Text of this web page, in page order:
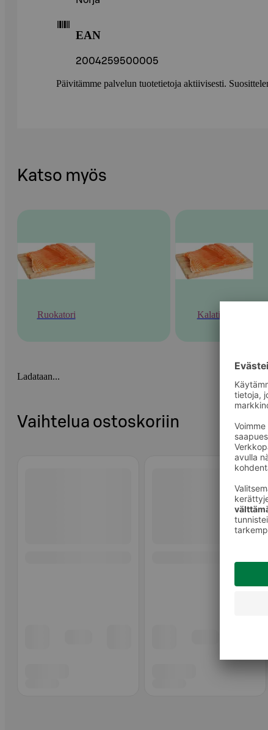
EAN
2004259500005
Päivitämme palvelun tuotetietoja aktiivisesti.
Katso myös
Ruokatori Kalatiski
Ladataan...
Vaihtelua ostoskoriin